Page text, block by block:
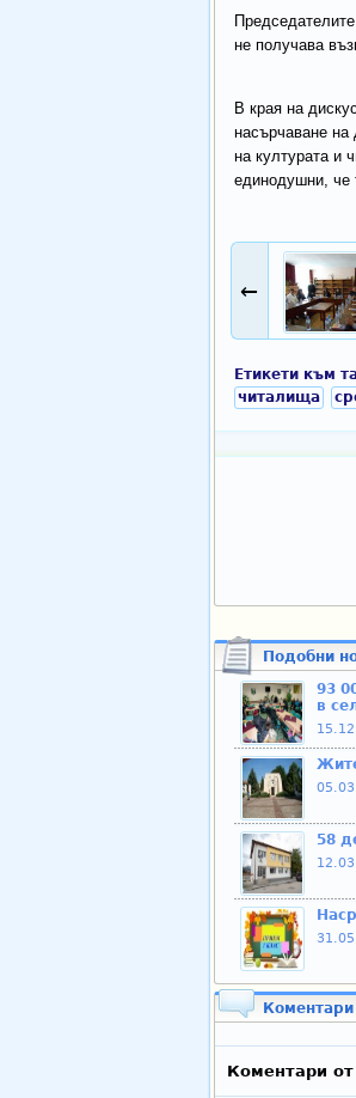
не получава
В края на
насърчаване на
на културата и
единодушни,
←
Етикети към
читалища
Подобни
93
в
58
Коментари
Коментари